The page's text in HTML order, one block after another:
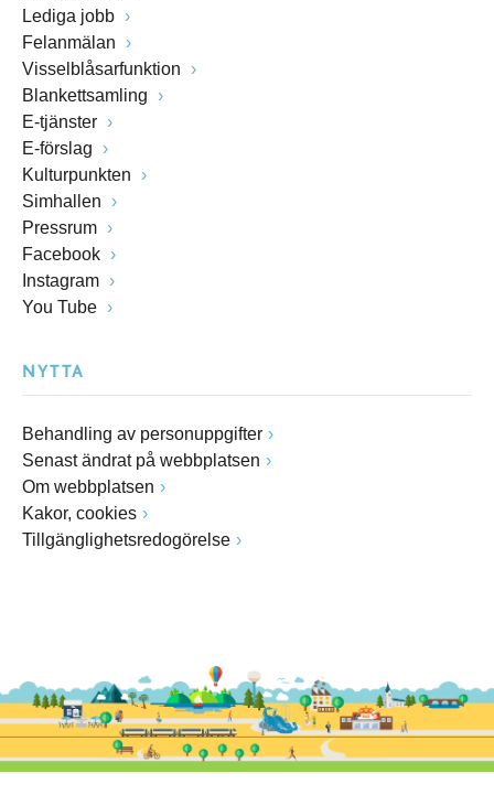
Lediga jobb
Felanmälan
Visselblåsarfunktion
Blankettsamling
E-tjänster
E-förslag
Kulturpunkten
Simhallen
Pressrum
Facebook
Instagram
You Tube
NYTTA
Behandling av personuppgifter
Senast ändrat på webbplatsen
Om webbplatsen
Kakor, cookies
Tillgänglighetsredogörelse